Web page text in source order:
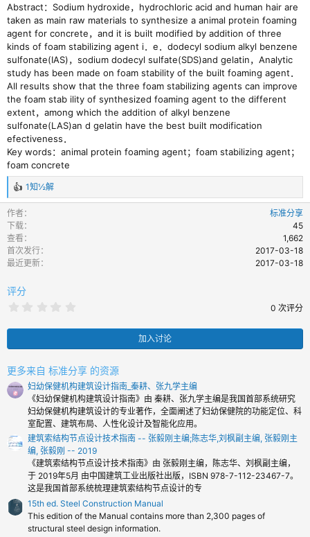
Abstract：Sodium hydroxide，hydrochloric acid and human hair are
taken as main raw materials to synthesize a animal protein foaming
agent for concrete，and it is built modified by addition of three
kinds of foam stabilizing agent i．e．dodecyl sodium alkyl benzene
sulfonate(IAS)，sodium dodecyl sulfate(SDS)and gelatin，Analytic
study has been made on foam stability of the built foaming agent．
All results show that the three foam stabilizing agents can improve
the foam stab ility of synthesized foaming agent to the different
extent，among which the addition of alkyl benzene
sulfonate(LAS)an d gelatin have the best built modification
efectiveness．
Key words：animal protein foaming agent；foam stabilizing agent；
foam concrete
反
馈
：
1知½解
作者
标准分享
下载
45
查看
1,662
首次发行
2017-03-18
最近更新
2017-03-18
评分
0 次评分
加入讨论
更多来自 标准分享 的资源
妇幼保健机构建筑设计指南_秦耕、张九学主编
《妇幼保健机构建筑设计指南》由 秦耕、张九学主编是我国首部系统研究
妇幼保健机构建筑设计的专业著作，全面阐述了妇幼保健院的功能定位、科
室配置、建筑布局、人性化设计及智能化应用。
建筑索结构节点设计技术指南 -- 张毅刚主编;陈志华,刘枫副主编, 张毅刚主
编, 张毅刚 -- 2019
《建筑索结构节点设计技术指南》由 张毅刚主编，陈志华、刘枫副主编，
于 2019年5月 由中国建筑工业出版社出版，ISBN 978-7-112-23467-7。
这是我国首部系统梳理建筑索结构节点设计的专
15th ed. Steel Construction Manual
This edition of the Manual contains more than 2,300 pages of
structural steel design information.